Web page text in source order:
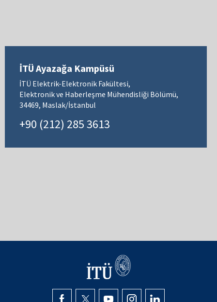
İTÜ Ayazağa Kampüsü
İTÜ Elektrik-Elektronik Fakültesi,
Elektronik ve Haberleşme Mühendisliği Bölümü,
34469, Maslak/İstanbul
+90 (212) 285 3613